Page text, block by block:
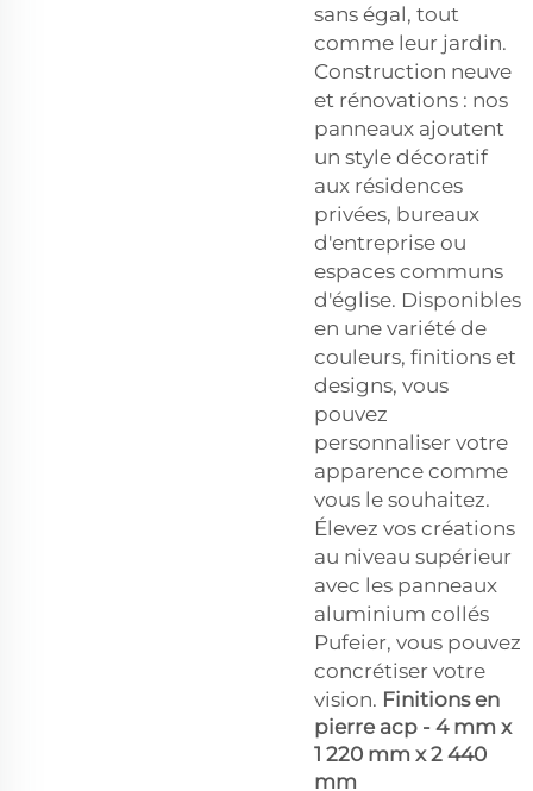
sans égal, tout
comme leur jardin.
Construction neuve
et rénovations : nos
panneaux ajoutent
un style décoratif
aux résidences
privées, bureaux
d'entreprise ou
espaces communs
d'église. Disponibles
en une variété de
couleurs, finitions et
designs, vous
pouvez
personnaliser votre
apparence comme
vous le souhaitez.
Élevez vos créations
au niveau supérieur
avec les panneaux
aluminium collés
Pufeier, vous pouvez
concrétiser votre
vision. Finitions en
pierre acp - 4 mm x
1 220 mm x 2 440
mm